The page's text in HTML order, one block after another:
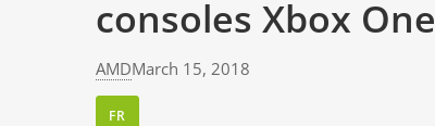
consoles Xbox One
AMDMarch 15, 2018
FR